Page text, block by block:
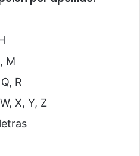
M
R
X, Y, Z